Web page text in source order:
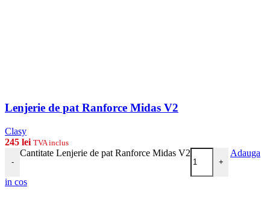
Lenjerie de pat Ranforce Midas V2
Clasy
245 lei TVA inclus
-
Cantitate Lenjerie de pat Ranforce Midas V2
+
Adauga
in cos